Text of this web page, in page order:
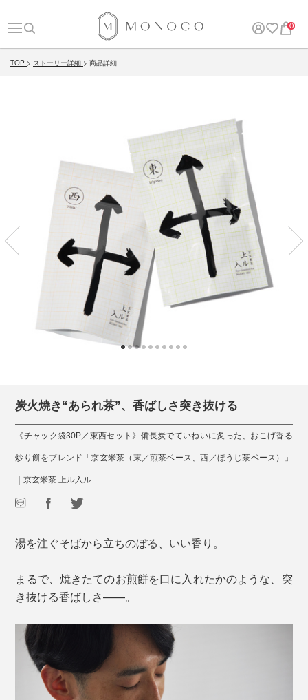
0
TOP ストーリー詳細 商品詳細
炭火焼き“あられ茶”、香ばしさ突き抜ける
《チャック袋30P／東西セット》備長炭でていねいに炙った、おこげ香る
炒り餅をブレンド「京玄米茶（東／煎茶ベース、西／ほうじ茶ベース）」
｜京玄米茶 上ル入ル
湯を注ぐそばから立ちのぼる、いい香り。
まるで、焼きたてのお煎餅を口に入れたかのような、突
き抜ける香ばしさ——。